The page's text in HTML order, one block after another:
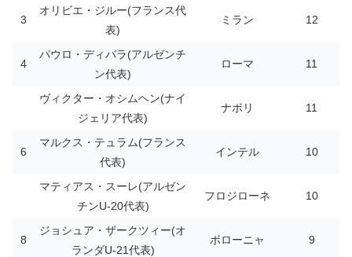
3
オリビエ・ジルー(フランス代
表)
ミラン 12
4
パウロ・ディバラ(アルゼンチ
ン代表)
ローマ 11
ヴィクター・オシムヘン(ナイ
ジェリア代表)
ナポリ 11
6
マルクス・テュラム(フランス
代表)
インテル 10
マティアス・スーレ(アルゼン
チンU-20代表)
フロジローネ 10
8
ジョシュア・ザークツィー(オ
ランダU-21代表)
ボローニャ 9